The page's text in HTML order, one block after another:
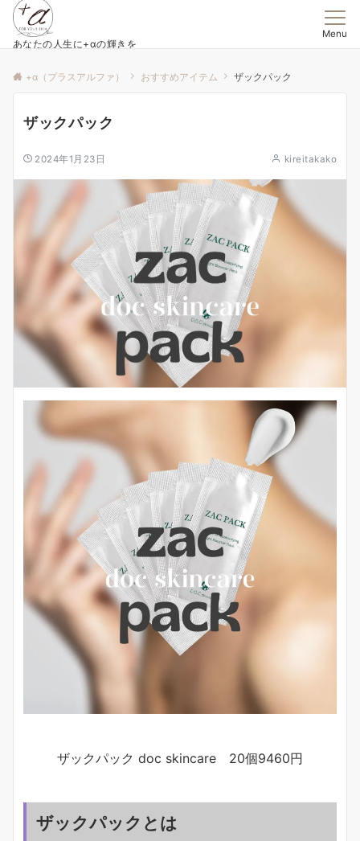
あなたの人生に+αの輝きを
Menu
+α（プラスアルファ） おすすめアイテム ザックパック
ザックパック
2024年1月23日 kireitakako
ザックパック doc skincare 20個9460円
ザックパックとは